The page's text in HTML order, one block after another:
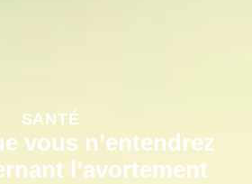
SANTÉ
vous n’entendrez
l’avortement